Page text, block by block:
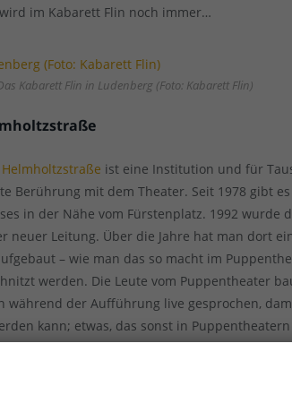
im Kabarett Flin noch immer…
Kabarett Flin in Ludenberg (Foto: Kabarett Flin)
ist eine Institution und für
Berührung mit dem Theater. Seit 1978 gibt
in der Nähe vom Fürstenplatz. 1992 wurde
neuer Leitung. Über die Jahre hat man dort
– wie man das so macht im
werden. Die Leute vom Puppentheater
während der Aufführung live gesprochen,
kann; etwas, das sonst in
gut: Ein erster Besuch im Puppentheater
ordentlichen Sozialisierung jedes